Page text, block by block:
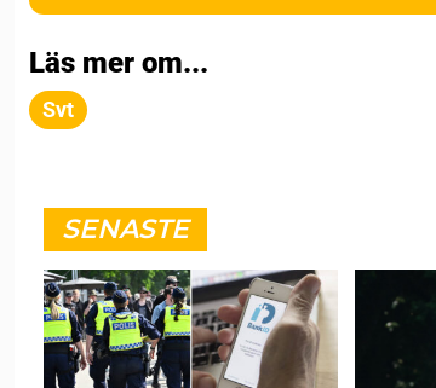
Läs mer om...
Svt
SENASTE